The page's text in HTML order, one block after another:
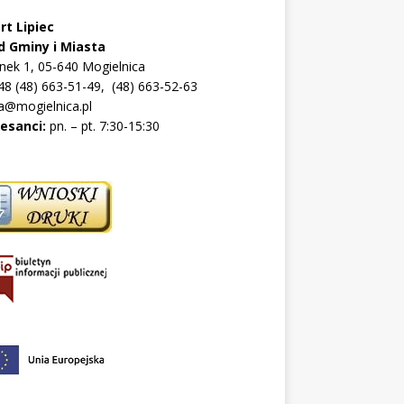
Lipiec
Gminy i Miasta
1, 05-640 Mogielnica
(48) 663-51-49, (48) 663-52-63
pn. – pt. 7:30-15:30